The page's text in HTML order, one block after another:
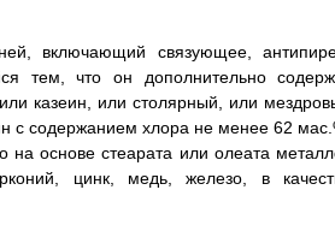
включающий связующее,
тем, что он дополнительно
казеин, или столярный, или
с содержанием хлора не менее 62
на основе стеарата или олеата
цинк, медь, железо, в